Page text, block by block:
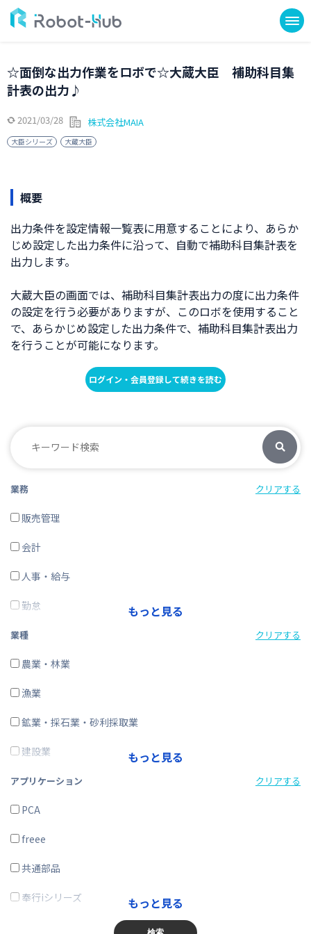
☆面倒な出力作業をロボで☆大蔵大臣 補助科目集
計表の出力♪
2021/03/28 株式会社MAIA
大臣シリーズ 大蔵大臣
概要
出力条件を設定情報一覧表に用意することにより、あらか
じめ設定した出力条件に沿って、自動で補助科目集計表を
出力します。
大蔵大臣の画面では、補助科目集計表出力の度に出力条件
の設定を行う必要がありますが、このロボを使用すること
で、あらかじめ設定した出力条件で、補助科目集計表出力
を行うことが可能になります。
ログイン・会員登録して続きを読む
業務 クリアする
販売管理
会計
人事・給与
勤怠
経費精算
CRM・SFA
ERP
在庫購買
その他
もっと見る
業種 クリアする
農業・林業
漁業
鉱業・採石業・砂利採取業
建設業
製造業
電気・ガス・熱供給・水道業
情報通信業
運輸業、郵便業
卸売業、小売業
もっと見る
アプリケーション クリアする
PCA
freee
共通部品
奉行iシリーズ もっと見る